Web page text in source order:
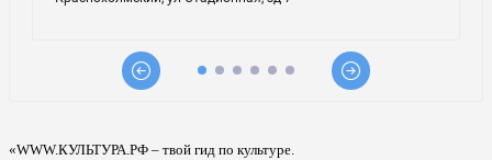
«WWW.КУЛЬТУРА.РФ – твой гид по культуре.